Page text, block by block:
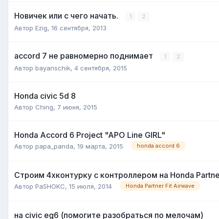
Новичек или с чего начать. 1 2
Автор Ezig, 16 сентября, 2013
accord 7 не равномерно поднимает 1 2
Автор bayanschik, 4 сентября, 2015
Honda civic 5d 8
Автор Ching, 7 июня, 2015
Honda Accord 6 Project "APO Line GIRL"
Автор papa_panda, 19 марта, 2015 honda accord 6
Строим 4хконтурку с контроллером на Honda
Автор PaSHOKC, 15 июля, 2014 Honda Partner Fit Airwave
на civic eg6 (помогите разобраться по мелочам)